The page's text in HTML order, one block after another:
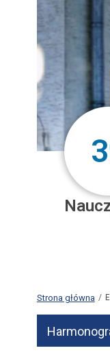
Strona główna